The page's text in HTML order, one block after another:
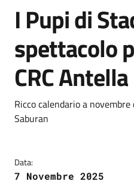
I Pupi di
spettacolo
CRC Antella
Dettagli
Descrizione breve
Ricco calendario a
Saburan
Data:
7 Novembre 2025